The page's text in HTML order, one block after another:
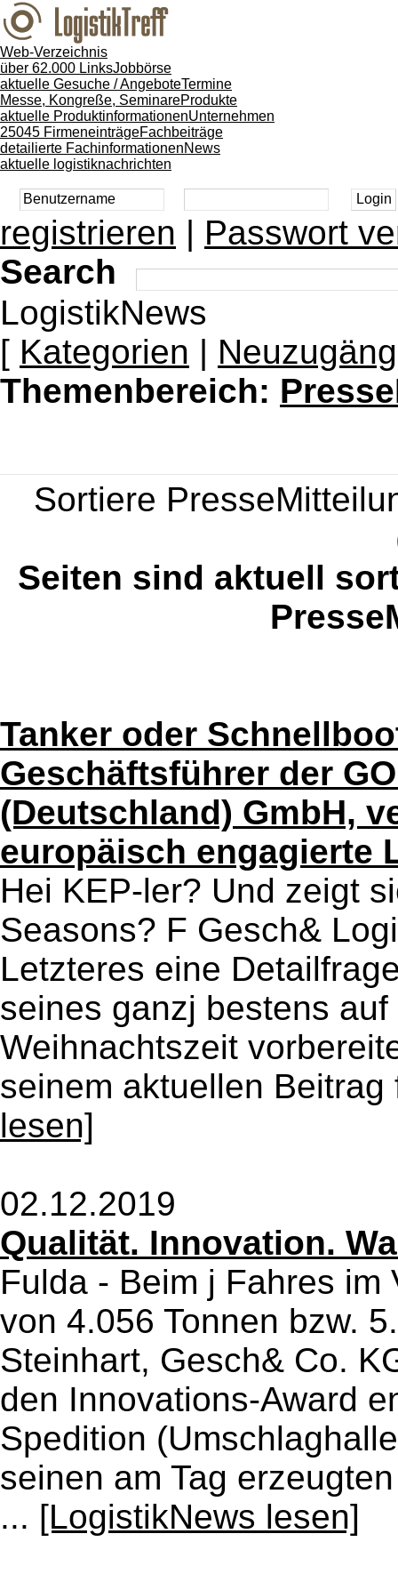
Web-Verzeichnis
über 62.000 LinksJobbörse
aktuelle Gesuche / AngeboteTermine
Messe, Kongreße, SeminareProdukte
aktuelle ProduktinformationenUnternehmen
25045 FirmeneinträgeFachbeiträge
detailierte FachinformationenNews
aktuelle logistiknachrichten
registrieren | Passwort
Search
LogistikNews
[ Kategorien |
Themenbereich:
Sortiere
Seiten sind aktuell
Tanker oder
Geschäftsführer der
(Deutschland) GmbH,
europäisch engagierte
Hei KEP-ler? Und zeigt
Seasons? F Gesch&
Letzteres eine
seines ganzj bestens
Weihnachtszeit
seinem aktuellen
lesen]
02.12.2019
Qualität. Innovation.
Fulda - Beim j Fahres
von 4.056 Tonnen bzw.
Steinhart, Gesch& Co.
den Innovations-Award
Spedition
seinen am Tag
... [LogistikNews lesen]